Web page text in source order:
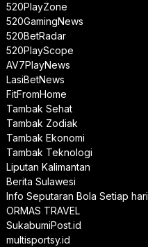
520PlayZone
520GamingNews
520BetRadar
520PlayScope
AV7PlayNews
LasiBetNews
FitFromHome
Tambak Sehat
Tambak Zodiak
Tambak Ekonomi
Tambak Teknologi
Liputan Kalimantan
Berita Sulawesi
Info Seputaran Bola Setiap hari
ORMAS TRAVEL
SukabumiPost.id
multisportsy.id